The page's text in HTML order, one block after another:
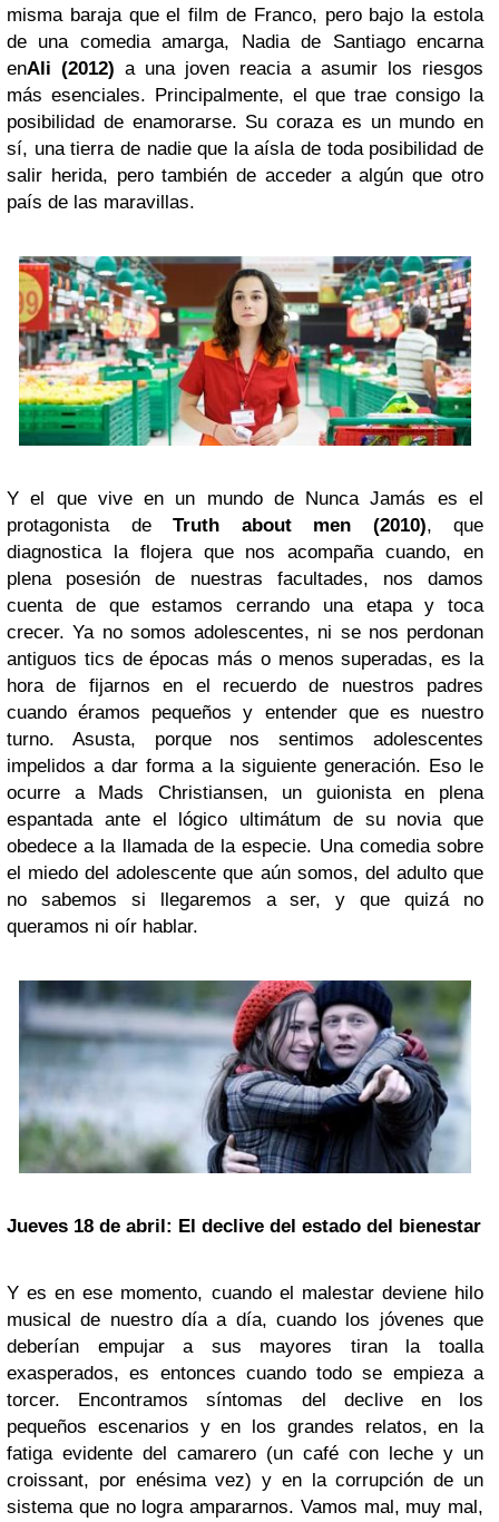
misma baraja que el film de Franco, pero bajo la estola
de una comedia amarga, Nadia de Santiago encarna
enAli (2012) a una joven reacia a asumir los riesgos
más esenciales. Principalmente, el que trae consigo la
posibilidad de enamorarse. Su coraza es un mundo en
sí, una tierra de nadie que la aísla de toda posibilidad de
salir herida, pero también de acceder a algún que otro
país de las maravillas.
Y el que vive en un mundo de Nunca Jamás es el
protagonista de Truth about men (2010), que
diagnostica la flojera que nos acompaña cuando, en
plena posesión de nuestras facultades, nos damos
cuenta de que estamos cerrando una etapa y toca
crecer. Ya no somos adolescentes, ni se nos perdonan
antiguos tics de épocas más o menos superadas, es la
hora de fijarnos en el recuerdo de nuestros padres
cuando éramos pequeños y entender que es nuestro
turno. Asusta, porque nos sentimos adolescentes
impelidos a dar forma a la siguiente generación. Eso le
ocurre a Mads Christiansen, un guionista en plena
espantada ante el lógico ultimátum de su novia que
obedece a la llamada de la especie. Una comedia sobre
el miedo del adolescente que aún somos, del adulto que
no sabemos si llegaremos a ser, y que quizá no
queramos ni oír hablar.
Jueves 18 de abril: El declive del estado del bienestar
Y es en ese momento, cuando el malestar deviene hilo
musical de nuestro día a día, cuando los jóvenes que
deberían empujar a sus mayores tiran la toalla
exasperados, es entonces cuando todo se empieza a
torcer. Encontramos síntomas del declive en los
pequeños escenarios y en los grandes relatos, en la
fatiga evidente del camarero (un café con leche y un
croissant, por enésima vez) y en la corrupción de un
sistema que no logra ampararnos. Vamos mal, muy mal,